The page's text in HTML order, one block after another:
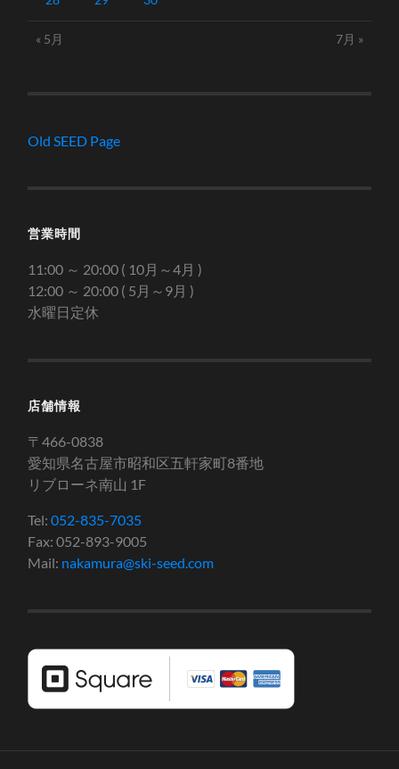
« 5月 7月 »
Old SEED Page
営業時間
11:00 ～ 20:00 ( 10月～4月 )
12:00 ～ 20:00 ( 5月～9月 )
水曜日定休
店舗情報
〒466-0838
愛知県名古屋市昭和区五軒家町8番地
リブローネ南山 1F
Tel:052-835-7035
Fax: 052-893-9005
Mail: nakamura@ski-seed.com